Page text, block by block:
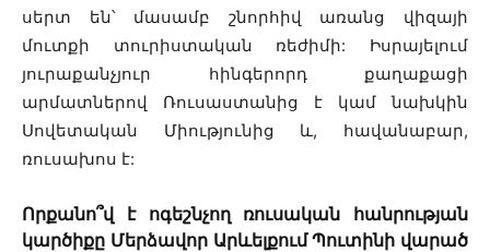
սերտ են՝ մասամբ շնորհիվ առանց վիզայի
մուտքի տուրիստական ռեժիմի: Իսրայելում
յուրաքանչյուր հինգերորդ քաղաքացի
արմատներով Ռուսաստանից է կամ նախկին
Սովետական ​​Միությունից և, հավանաբար,
ռուսախոս է:
Որքանո՞վ է ոգեշնչող ռուսական հանրության
կարծիքը Մերձավոր Արևելքում Պուտինի վարած